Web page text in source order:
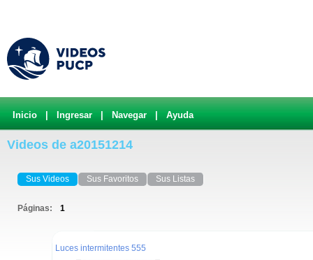
Inicio Ingresar Navegar Ayuda
Videos de a20151214
Sus Videos Sus Favoritos Sus Listas
Páginas: 1
Luces intermitentes 555